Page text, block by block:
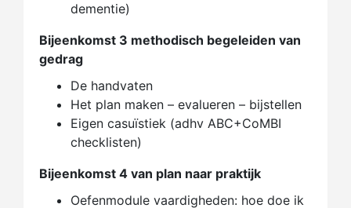
dementie)
Bijeenkomst 3 methodisch begeleiden van
gedrag
De handvaten
Het plan maken – evalueren – bijstellen
Eigen casuïstiek (adhv ABC+CoMBI
checklisten)
Bijeenkomst 4 van plan naar praktijk
Oefenmodule vaardigheden: hoe doe ik